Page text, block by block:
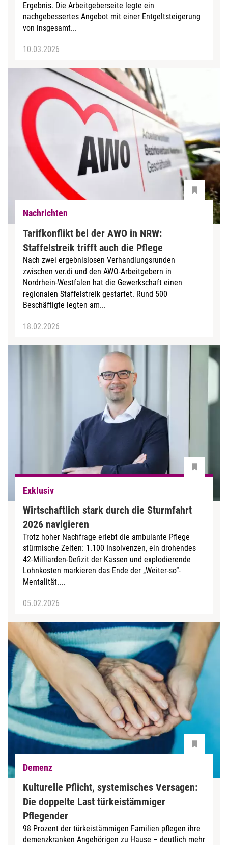
Ergebnis. Die Arbeitgeberseite legte ein
nachgebessertes Angebot mit einer Entgeltsteigerung
von insgesamt...
10.03.2026
Nachrichten
Tarifkonflikt bei der AWO in NRW:
Staffelstreik trifft auch die Pflege
Nach zwei ergebnislosen Verhandlungsrunden
zwischen ver.di und den AWO-Arbeitgebern in
Nordrhein-Westfalen hat die Gewerkschaft einen
regionalen Staffelstreik gestartet. Rund 500
Beschäftigte legten am...
18.02.2026
Exklusiv
Wirtschaftlich stark durch die Sturmfahrt
2026 navigieren
Trotz hoher Nachfrage erlebt die ambulante Pflege
stürmische Zeiten: 1.100 Insolvenzen, ein drohendes
42-Milliarden-Defizit der Kassen und explodierende
Lohnkosten markieren das Ende der „Weiter-so“-
Mentalität....
05.02.2026
Demenz
Kulturelle Pflicht, systemisches Versagen:
Die doppelte Last türkeistämmiger
Pflegender
98 Prozent der türkeistämmigen Familien pflegen ihre
demenzkranken Angehörigen zu Hause – deutlich mehr